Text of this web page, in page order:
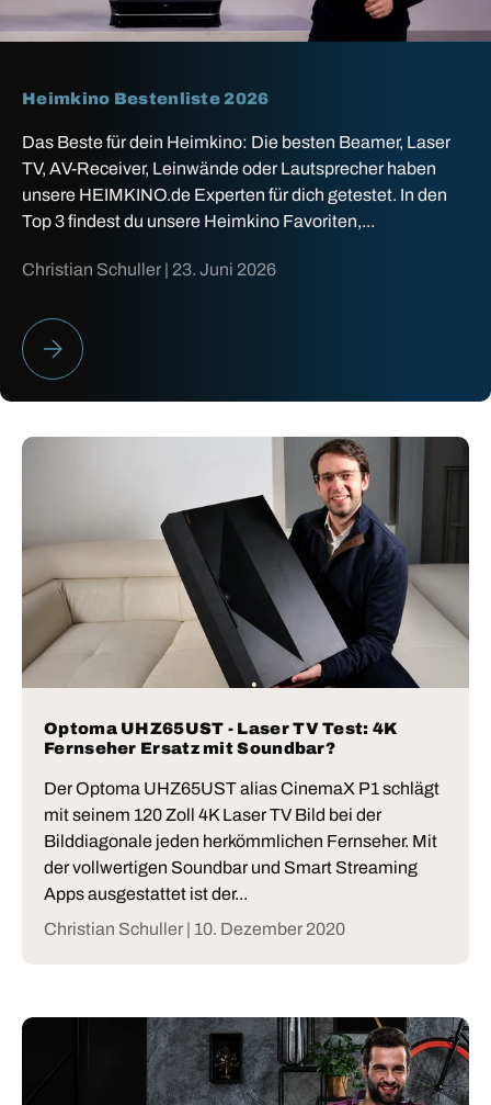
Heimkino Bestenliste 2026
Das Beste für dein Heimkino: Die besten Beamer, Laser
TV, AV-Receiver, Leinwände oder Lautsprecher haben
unsere HEIMKINO.de Experten für dich getestet. In den
Top 3 findest du unsere Heimkino Favoriten,...
Christian Schuller | 23. Juni 2026
HEIMKINO BESTENLISTE 2026
Optoma UHZ65UST - Laser TV Test: 4K
Fernseher Ersatz mit Soundbar?
Der Optoma UHZ65UST alias CinemaX P1 schlägt
mit seinem 120 Zoll 4K Laser TV Bild bei der
Bilddiagonale jeden herkömmlichen Fernseher. Mit
der vollwertigen Soundbar und Smart Streaming
Apps ausgestattet ist der...
Christian Schuller | 10. Dezember 2020